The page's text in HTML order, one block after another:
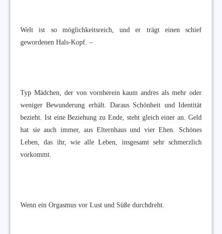
Welt ist so möglichkeitsreich, und er trägt einen schief
gewordenen Hals-Kopf. –
Typ Mädchen, der von vornherein kaum andres als mehr oder
weniger Bewunderung erhält. Daraus Schönheit und Identität
bezieht. Ist eine Beziehung zu Ende, steht gleich einer an. Geld
hat sie auch immer, aus Elternhaus und vier Ehen. Schönes
Leben, das ihr, wie alle Leben, insgesamt sehr schmerzlich
vorkommt.
Wenn ein Orgasmus vor Lust und Süße durchdreht.